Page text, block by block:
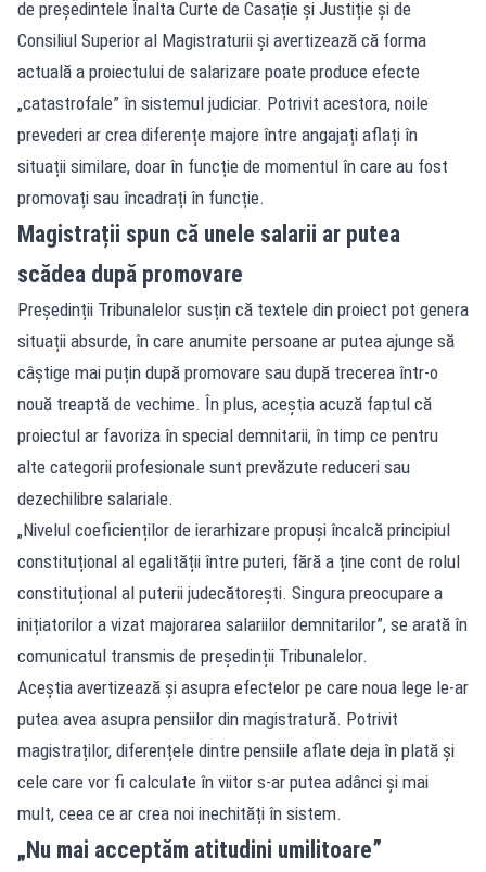
de președintele Înalta Curte de Casație și Justiție și de
Consiliul Superior al Magistraturii și avertizează că forma
actuală a proiectului de salarizare poate produce efecte
„catastrofale” în sistemul judiciar. Potrivit acestora, noile
prevederi ar crea diferențe majore între angajați aflați în
situații similare, doar în funcție de momentul în care au fost
promovați sau încadrați în funcție.
Magistrații spun că unele salarii ar putea
scădea după promovare
Președinții Tribunalelor susțin că textele din proiect pot genera
situații absurde, în care anumite persoane ar putea ajunge să
câștige mai puțin după promovare sau după trecerea într-o
nouă treaptă de vechime. În plus, aceștia acuză faptul că
proiectul ar favoriza în special demnitarii, în timp ce pentru
alte categorii profesionale sunt prevăzute reduceri sau
dezechilibre salariale.
„Nivelul coeficienților de ierarhizare propuși încalcă principiul
constituțional al egalității între puteri, fără a ține cont de rolul
constituțional al puterii judecătorești. Singura preocupare a
inițiatorilor a vizat majorarea salariilor demnitarilor”, se arată în
comunicatul transmis de președinții Tribunalelor.
Aceștia avertizează și asupra efectelor pe care noua lege le-ar
putea avea asupra pensiilor din magistratură. Potrivit
magistraților, diferențele dintre pensiile aflate deja în plată și
cele care vor fi calculate în viitor s-ar putea adânci și mai
mult, ceea ce ar crea noi inechități în sistem.
„Nu mai acceptăm atitudini umilitoare”